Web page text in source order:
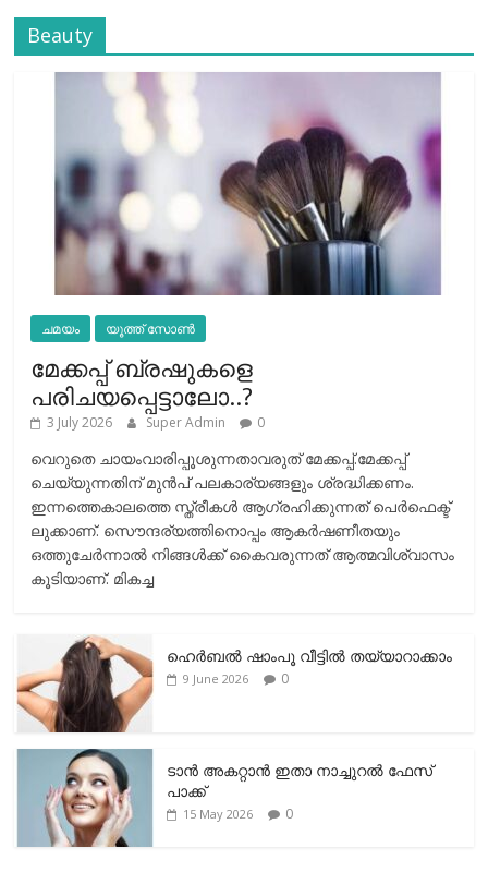
Beauty
ചമയം യൂത്ത് സോൺ
മേക്കപ്പ് ബ്രഷുകളെ
പരിചയപ്പെട്ടാലോ..?
3 July 2026 Super Admin 0
വെറുതെ ചായംവാരിപ്പൂശുന്നതാവരുത് മേക്കപ്പ്.മേക്കപ്പ്
ചെയ്യുന്നതിന് മുന്‍പ് പലകാര്യങ്ങളും ശ്രദ്ധിക്കണം.
ഇന്നത്തെകാലത്തെ സ്ത്രീകള്‍ ആഗ്രഹിക്കുന്നത് പെര്‍ഫെക്ട്
ലുക്കാണ്. സൌന്ദര്യത്തിനൊപ്പം ആകര്‍ഷണീതയും
ഒത്തുചേര്‍ന്നാല്‍ നിങ്ങള്‍ക്ക് കൈവരുന്നത് ആത്മവിശ്വാസം
കൂടിയാണ്. മികച്ച
ഹെര്‍ബല്‍ ഷാംപൂ വീട്ടില്‍ തയ്യാറാക്കാം
9 June 2026 0
ടാന്‍ അകറ്റാന്‍ ഇതാ നാച്ചുറല്‍ ഫേസ്
പാക്ക്
15 May 2026 0